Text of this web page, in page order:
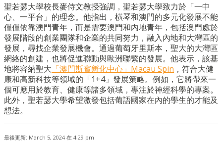
聖若瑟大學校長麥侍文教授強調，聖若瑟大學致力於「一中
心、一平台」的理念。他指出，橫琴和澳門的多元化發展不能
僅僅依靠澳門青年，而是需要澳門和內地青年，包括澳門處於
發展階段的創業團隊和企業的共同努力，融入內地和大灣區的
發展，尋找企業發展機會。通過葡萄牙里斯本，聖大的大灣區
網絡的創建，也將促進聯動與歐洲聯繫的發展。他表示，該基
地將容納聖大 「澳門斯賓孵化中心」Macau Spin ，符合大健
康和高新科技等領域的「1+4」發展策略。例如，它將帶來一
個可應用於教育、健康等諸多領域，專注於神經科學的專案。
此外，聖若瑟大學希望激發包括葡語國家在內的學生的才能及
想法。
最後更新: March 5, 2024 在 4:29 pm